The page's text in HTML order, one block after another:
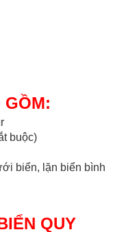
GỒM:
buộc)
biển, lặn biển bình
QUY